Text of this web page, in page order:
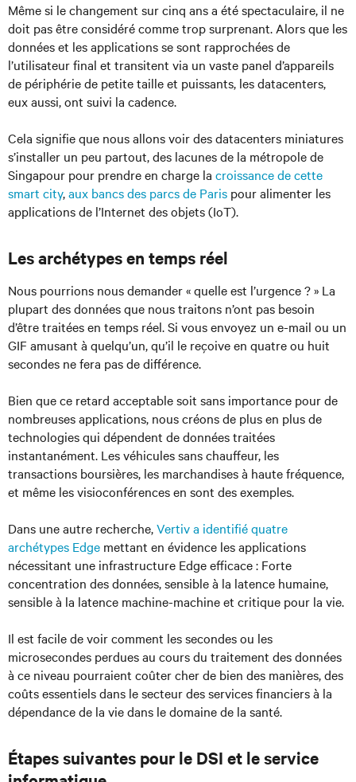
Même si le changement sur cinq ans a été spectaculaire, il ne
doit pas être considéré comme trop surprenant. Alors que les
données et les applications se sont rapprochées de
l’utilisateur final et transitent via un vaste panel d’appareils
de périphérie de petite taille et puissants, les datacenters,
eux aussi, ont suivi la cadence.
Cela signifie que nous allons voir des datacenters miniatures
s’installer un peu partout, des lacunes de la métropole de
Singapour pour prendre en charge la croissance de cette
smart city,aux bancs des parcs de Paris pour alimenter les
applications de l’Internet des objets (IoT).
Les archétypes en temps réel
Nous pourrions nous demander « quelle est l’urgence ? » La
plupart des données que nous traitons n’ont pas besoin
d’être traitées en temps réel. Si vous envoyez un e-mail ou un
GIF amusant à quelqu’un, qu’il le reçoive en quatre ou huit
secondes ne fera pas de différence.
Bien que ce retard acceptable soit sans importance pour de
nombreuses applications, nous créons de plus en plus de
technologies qui dépendent de données traitées
instantanément. Les véhicules sans chauffeur, les
transactions boursières, les marchandises à haute fréquence,
et même les visioconférences en sont des exemples.
Dans une autre recherche,Vertiv a identifié quatre
archétypes Edge mettant en évidence les applications
nécessitant une infrastructure Edge efficace : Forte
concentration des données, sensible à la latence humaine,
sensible à la latence machine-machine et critique pour la vie.
Il est facile de voir comment les secondes ou les
microsecondes perdues au cours du traitement des données
à ce niveau pourraient coûter cher de bien des manières, des
coûts essentiels dans le secteur des services financiers à la
dépendance de la vie dans le domaine de la santé.
Étapes suivantes pour le DSI et le service